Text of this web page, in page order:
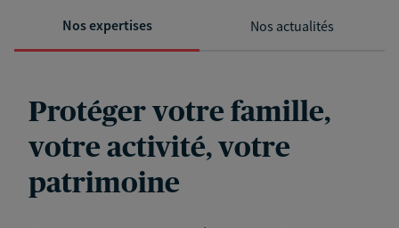
Nos expertises Nos actualités
Protéger votre famille,
votre activité, votre
patrimoine